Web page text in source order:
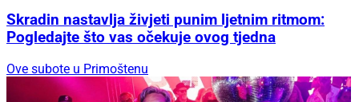
Skradin nastavlja živjeti punim ljetnim ritmom:
Pogledajte što vas očekuje ovog tjedna
Ove subote u Primoštenu